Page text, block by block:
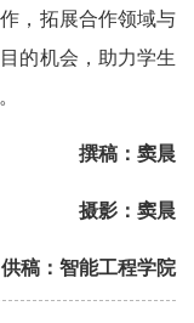
，拓展合作领域与
的机会，助力学生
撰稿：窦晨
摄影：窦晨
供稿： 智能工程学院